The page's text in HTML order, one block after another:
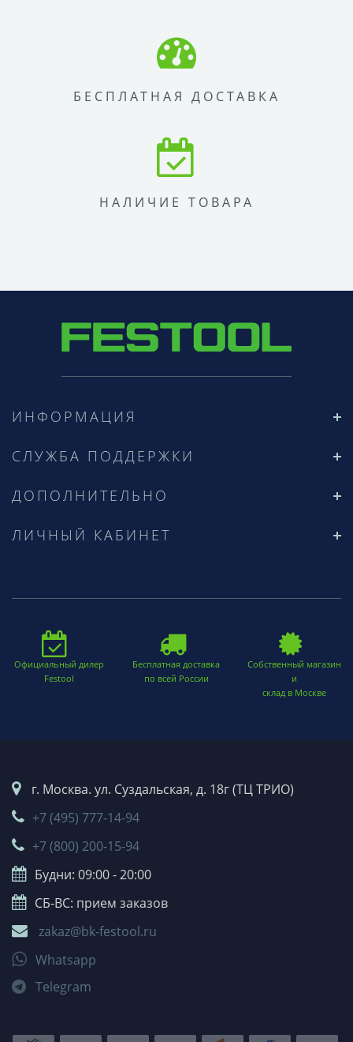
БЕСПЛАТНАЯ ДОСТАВКА
НАЛИЧИЕ ТОВАРА
ИНФОРМАЦИЯ
СЛУЖБА ПОДДЕРЖКИ
ДОПОЛНИТЕЛЬНО
ЛИЧНЫЙ КАБИНЕТ
Официальный дилер
Festool
Бесплатная доставка
по всей России
Собственный магазин
и
склад в Москве
г. Москва. ул. Суздальская, д. 18г (ТЦ ТРИО)
+7 (495) 777-14-94
+7 (800) 200-15-94
Будни: 09:00 - 20:00
СБ-ВС: прием заказов
zakaz@bk-festool.ru
Whatsapp
Telegram